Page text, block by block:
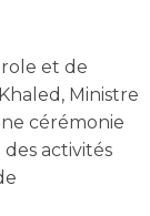
et de
Ministre
cérémonie
activités